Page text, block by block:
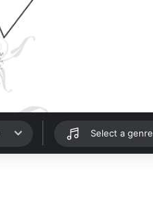
Select a genre